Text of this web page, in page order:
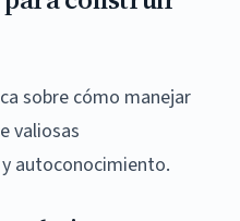
sobre cómo manejar
valiosas
autoconocimiento.